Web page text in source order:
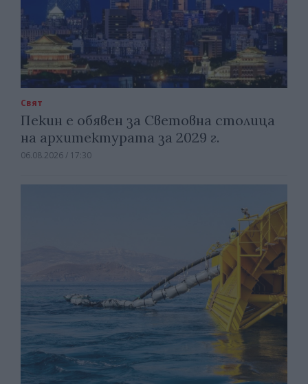
Свят
Пекин е обявен за Световна столица
на архитектурата за 2029 г.
06.08.2026 / 17:30